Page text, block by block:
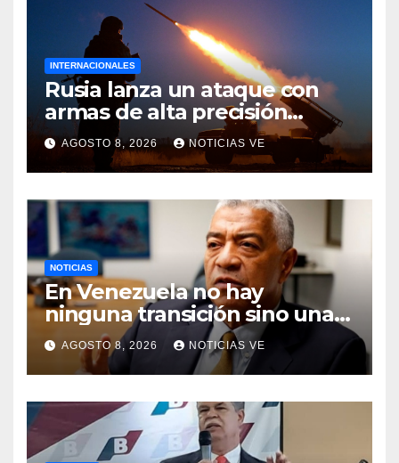
INTERNACIONALES
Rusia lanza un ataque con
armas de alta precisión
contra la industria militar en
Kiev
AGOSTO 8, 2026 NOTICIAS VE
NOTICIAS
En Venezuela no hay
ninguna transición sino una
ocupación a la fuerza
AGOSTO 8, 2026 NOTICIAS VE